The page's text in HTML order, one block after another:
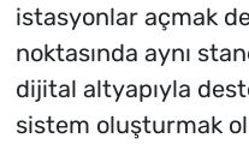
istasyonlar açmak
noktasında aynı
dijital altyapıyla
sistem oluşturmak